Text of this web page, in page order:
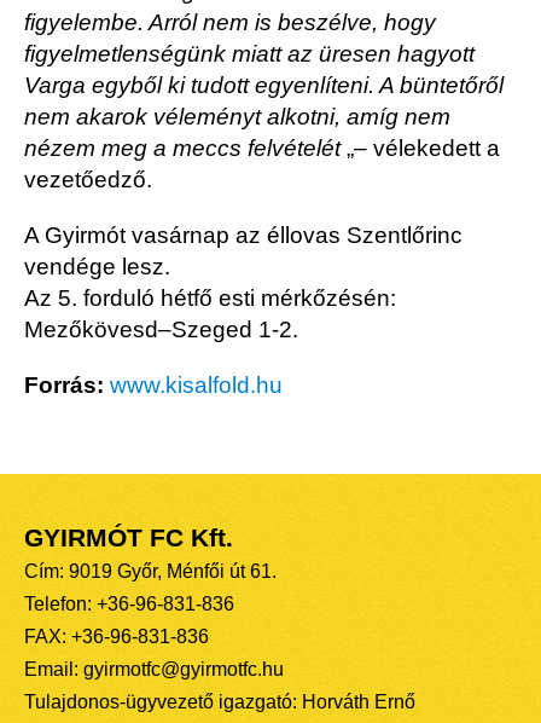
figyelembe. Arról nem is beszélve, hogy
figyelmetlenségünk miatt az üresen hagyott
Varga egyből ki tudott egyenlíteni. A büntetőről
nem akarok véleményt alkotni, amíg nem
nézem meg a meccs felvételét„– vélekedett a
vezetőedző.
A Gyirmót vasárnap az éllovas Szentlőrinc
vendége lesz.
Az 5. forduló hétfő esti mérkőzésén:
Mezőkövesd–Szeged 1-2.
Forrás: www.kisalfold.hu
GYIRMÓT FC Kft.
Cím: 9019 Győr, Ménfői út 61.
Telefon: +36-96-831-836
FAX: +36-96-831-836
Email: gyirmotfc@gyirmotfc.hu
Tulajdonos-ügyvezető igazgató: Horváth Ernő